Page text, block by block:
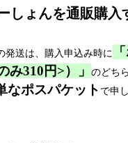
しょんを通販購入
発送は、購入申込み時に
み310円>）」
のどち
なポスパケット で申